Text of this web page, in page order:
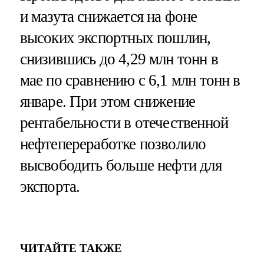
и мазута снижается на фоне
высоких экспортных пошлин,
снизившись до 4,29 млн тонн в
мае по сравнению с 6,1 млн тонн в
январе. При этом снижение
рентабельности в отечественной
нефтепереработке позволило
высвободить больше нефти для
экспорта.
ЧИТАЙТЕ ТАКЖЕ